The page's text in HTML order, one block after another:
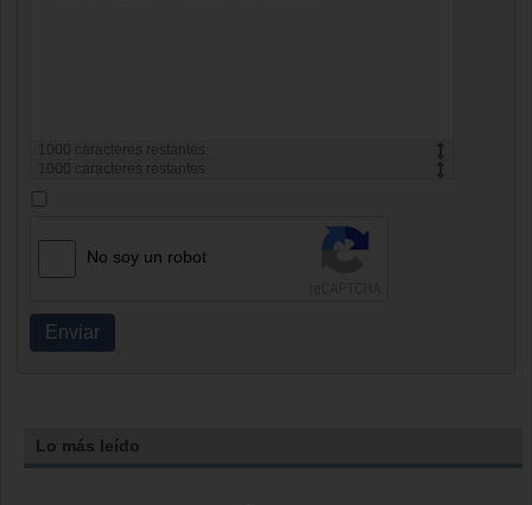
caracteres restantes
caracteres restantes
No soy un robot
Enviar
Lo más leído